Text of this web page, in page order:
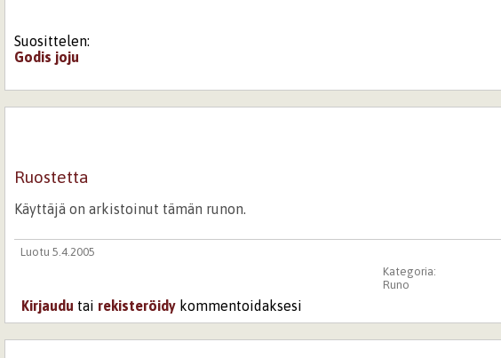
Suosittelen:
Godis joju
Ruostetta
Käyttäjä on arkistoinut tämän runon.
Luotu 5.4.2005
Kategoria:
Runo
Kirjaudu tai rekisteröidy kommentoidaksesi